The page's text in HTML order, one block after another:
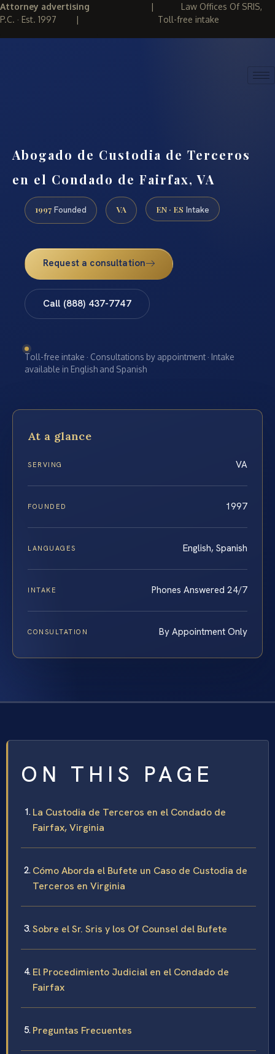
Attorney advertising | Law Offices Of SRIS,
P.C. · Est. 1997 | Toll-free intake
Abogado de Custodia de Terceros
en el Condado de Fairfax, VA
1997 Founded VA EN · ES Intake
Request a consultation
Call (888) 437-7747
Toll-free intake · Consultations by appointment · Intake
available in English and Spanish
At a glance
SERVING VA
FOUNDED 1997
LANGUAGES English, Spanish
INTAKE Phones Answered 24/7
CONSULTATION By Appointment Only
ON THIS PAGE
La Custodia de Terceros en el Condado de
Fairfax, Virginia
Cómo Aborda el Bufete un Caso de Custodia de
Terceros en Virginia
Sobre el Sr. Sris y los Of Counsel del Bufete
El Procedimiento Judicial en el Condado de
Fairfax
Preguntas Frecuentes